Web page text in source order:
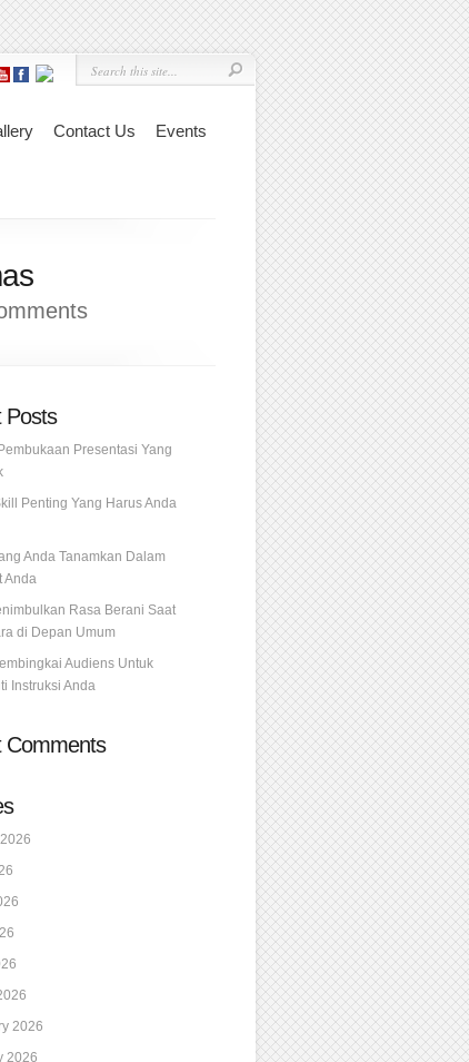
Contact Us Events
Posts
Presentasi Yang
Penting Yang Harus Anda
Anda Tanamkan Dalam
Anda
Rasa Berani Saat
di Depan Umum
Audiens Untuk
Instruksi Anda
Comments
2026
2026